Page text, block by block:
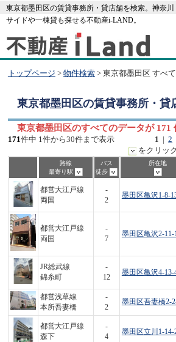
東京都墨田区の賃貸事務所・貸店舗を検索。神奈
サイドや一棟貸も探せる不動産i-LAND。
トップページ > 物件検索> 東京都墨田区 すべ
東京都墨田区の賃貸事務所・貸
東京都墨田区のすべてのデータが 171
1 |2
171件中 1件から30件まで表示
をクリッ
路線
最寄り駅
バス
徒歩
所在地
都営大江戸線
両国
-
2
墨田区亀沢1-8-
都営大江戸線
両国
-
7
墨田区亀沢2-11-
JR総武線
錦糸町
-
12
墨田区亀沢4-13-
都営浅草線
本所吾妻橋
-
2
墨田区吾妻橋2-
都営大江戸線
森下
-
4
墨田区立川1-14-